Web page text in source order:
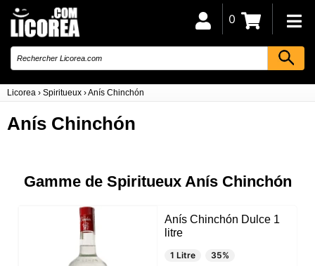
Licorea › Spiritueux ›Anís Chinchón
0
Anís Chinchón
Gamme de Spiritueux Anís Chinchón
Anís Chinchón Dulce 1
litre
1 Litre
35%